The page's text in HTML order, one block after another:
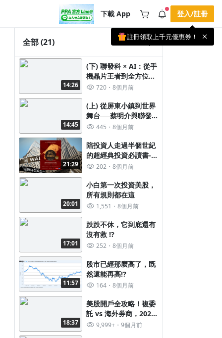
下載 App
載 APP 領取獎勵，隨時吸收新知識
🌞 PPA 避暑津貼．冷氣房升級｜
期間快閃活動
🥵 酷暑限時快閃｜單筆滿 NT$2,500 現
折 NT$300、再贈最高 2% 點數回饋！
🚀 酷暑來襲．偷偷在冷氣房升級 📈
⭐️ 【冷氣房進修 限時開跑】◾單筆滿
NT$2,500 現折 NT$300◾活動期間：即
日起 - 8/13（只有一週）-📣 酷暑季好康
\ 再加碼 /→ 點數回饋無上限🔥購買任一
課程 or 訂閱✅ 消費即享回饋 1% 點數
✅ 滿 $5,000 回饋 2% 點數🎁 此為 PPA
官方帳號 Line@ 專屬活動，加入好友👉
享有「渠道專屬活動」及「個人化推
播」！
3 天前
查看全部
登入/註冊
註冊領取上千元優惠券！
全部(21)
14:26
(下) 聯發科 × AI：從手
機晶片王者到全方位智
慧平台
720 8個月前
14:45
(上) 從屏東小鎮到世界
舞台──蔡明介與聯發科
的崛起
445 8個月前
21:29
陪投資人走過半個世紀
的超經典投資必讀書----
漫步華爾街
202 8個月前
20:01
小白第一次投資美股，
所有規則都在這
1,551 8個月前
17:01
跌跌不休，它到底還有
沒有救 !?
252 8個月前
11:57
股市已經那麼高了，既
然還能再高!?
164 8個月前
18:37
美股開戶全攻略！複委
託 vs 海外券商，2025
新手避坑必讀
9,999+ 9個月前